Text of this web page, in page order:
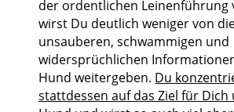
der ordentlichen Leinenführung
wirst Du deutlich weniger von
unsauberen, schwammigen und
widersprüchlichen
Hund weitergeben. Du
stattdessen auf das Ziel für Dich